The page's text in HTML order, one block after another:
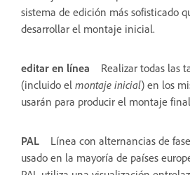
sistema de edición más sofisticado
desarrollar el montaje inicial.
editar en línea
Realizar todas las
(incluido el montaje inicial) en los
usarán para producir el montaje
PAL
Línea con alternancias de
usado en la mayoría de países